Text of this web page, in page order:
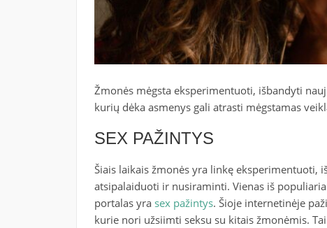
Žmonės mėgsta eksperimentuoti, išbandyti
kurių dėka asmenys gali atrasti mėgstamas
SEX PAŽINTYS
Šiais laikais žmonės yra linkę eksperimentuoti,
atsipalaiduoti ir nusiraminti. Vienas iš
portalas yra sex pažintys. Šioje internetinėje
kurie nori užsiimti seksu su kitais žmonėmis.